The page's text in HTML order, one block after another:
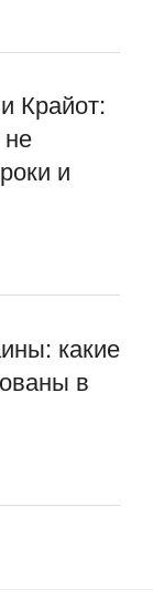
Крайот:
и
какие
в